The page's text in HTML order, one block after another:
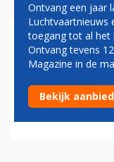
Boeing komt nu
20-04-2023 -
Ontvang een jaar
Luchtvaartnieuws
toegang tot al het
Ontvang tevens
Magazine in de
Bekijk